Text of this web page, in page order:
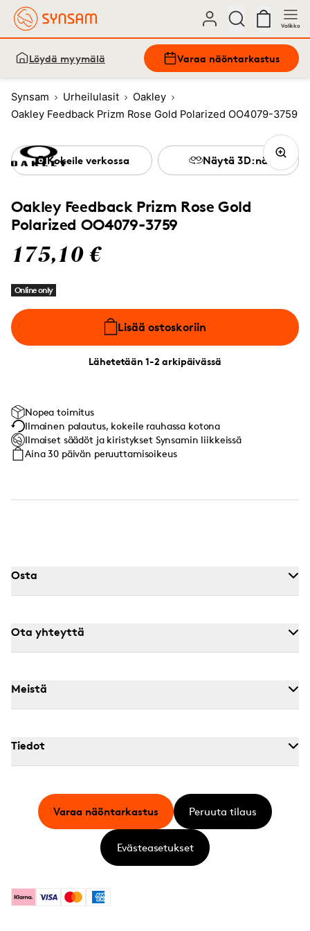
Valikko
Löydä myymälä Varaa näöntarkastus
Synsam Urheilulasit
Oakley
Oakley Feedback Prizm Rose Gold Polarized OO4079-3759
Oakley Feedback Prizm Rose Gold
Polarized OO4079-3759
175,10 €
Online only
Lisää ostoskoriin
Lähetetään 1-2 arkipäivässä
Kokeile verkossa Näytä 3D:nä
Nopea toimitus
Ilmainen palautus, kokeile rauhassa kotona
Ilmaiset säädöt ja kiristykset Synsamin liikkeissä
Aina 30 päivän peruuttamisoikeus
Osta
Ota yhteyttä
Meistä
Tiedot
KlarnaVisa MastercardAmerican Express
Varaa näöntarkastus Peruuta tilaus
Evästeasetukset